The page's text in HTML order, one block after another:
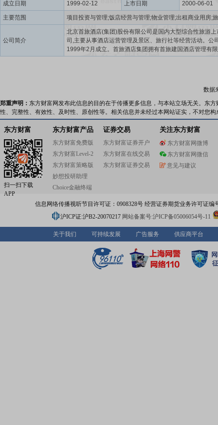
成立日期 1999-02-12 上市日期 2000-06-01
主要范围
公司简介
北京首旅酒店(集团)股份有限公司是国内大型综合性旅游上
司,主要从事酒店运营管理及景区、旅行社等经营活动。公
1999年2月成立。首旅酒店集团拥有首旅建国酒店管理有
司、北京首旅京伦酒店管理有限公司和北京欣燕都酒店连
数据
郑重声明： 东方财富网发布此信息的目的在于传播更多信息，与本站立场无关。东
性、完整性、有效性、及时性、原创性等。相关信息并未经过本网站证实，不对您
东方财富
扫一扫下载
APP
东方财富产品
东方财富免费版
东方财富Level-2
东方财富策略版
妙想投研助理
Choice金融终端
证券交易
东方财富证券开户
东方财富在线交易
东方财富证券交易
关注东方财富
东方财富网微博
东方财富网微信
意见与建议
信息网络传播视听节目许可证：0908328号 经营证券期货业务许可证编
沪ICP证:沪B2-20070217 网站备案号:沪ICP备05006054号-11
关于我们 可持续发展 广告服务 供应商平台